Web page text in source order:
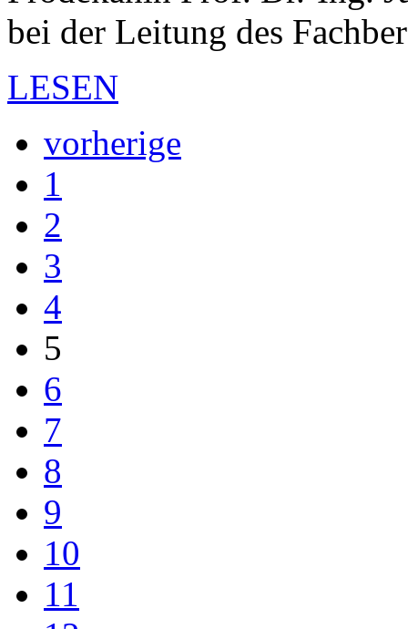
bei der Leitung des
LESEN
vorherige
1
2
3
4
5
6
7
8
9
10
11